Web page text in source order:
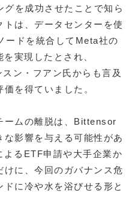
グを成功させたことで知ら
は、データセンターを使
ードを統合してMeta社の
実現したとされ、
ン・フアン氏からも言及
を得ていました。
ームの離脱は、Bittensor
影響を与える可能性があ
るETF申請や大手企業か
けに、今回のガバナンス危
に冷や水を浴びせる形と